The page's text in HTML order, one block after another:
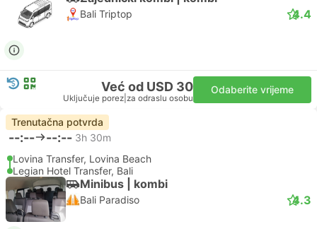
Bali Triptop 4.4
Već od USD 30
Uključuje porez za odraslu osobu
Odaberite vrijeme
Trenutačna potvrda
--:-- --:-- 3h 30m
Lovina Transfer, Lovina Beach
Legian Hotel Transfer, Bali
Minibus | kombi
Bali Paradiso 4.3